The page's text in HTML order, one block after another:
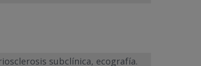
subclínica, ecografía.